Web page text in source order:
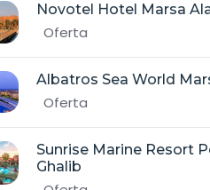
Novotel Hotel Marsa
Oferta
Albatros Sea World
Oferta
Sunrise Marine Resort
Ghalib